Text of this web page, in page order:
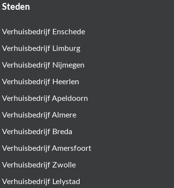
Steden
Verhuisbedrijf Enschede
Verhuisbedrijf Limburg
Verhuisbedrijf Nijmegen
Verhuisbedrijf Heerlen
Verhuisbedrijf Apeldoorn
Verhuisbedrijf Almere
Verhuisbedrijf Breda
Verhuisbedrijf Amersfoort
Verhuisbedrijf Zwolle
Verhuisbedrijf Lelystad